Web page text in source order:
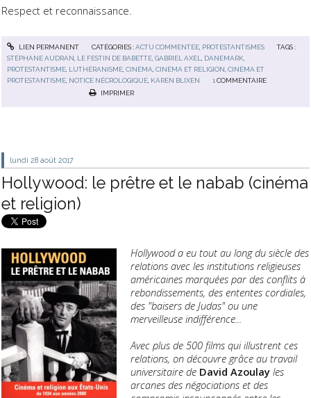
Respect et reconnaissance.
LIEN PERMANENT CATÉGORIES :ACTU COMMENTÉE, PROTESTANTISMES
TAGS :
STÉPHANE AUDRAN LE FESTIN DE BABETTE ,GABRIEL AXEL DANEMARK
PROTESTANTISME LUTHÉRANISME ,CINÉMA ,CINÉMA ET RELIGION ,CINÉMA ET
PROTESTANTISME NOTICE NÉCROLOGIQUE KAREN BLIXEN 1 COMMENTAIRE
IMPRIMER
lundi 28 août 2017
Hollywood: le prêtre et le nabab (cinéma
et religion)
Hollywood a eu tout au long du siècle des
relations avec les institutions religieuses
américaines marquées par des conflits à
rebondissements, des ententes cordiales,
des "baisers de Judas" ou une
merveilleuse indifférence...
Avec plus de 500 films qui illustrent ces
relations, on découvre grâce au travail
universitaire de David Azoulay les
arcanes des négociations et des